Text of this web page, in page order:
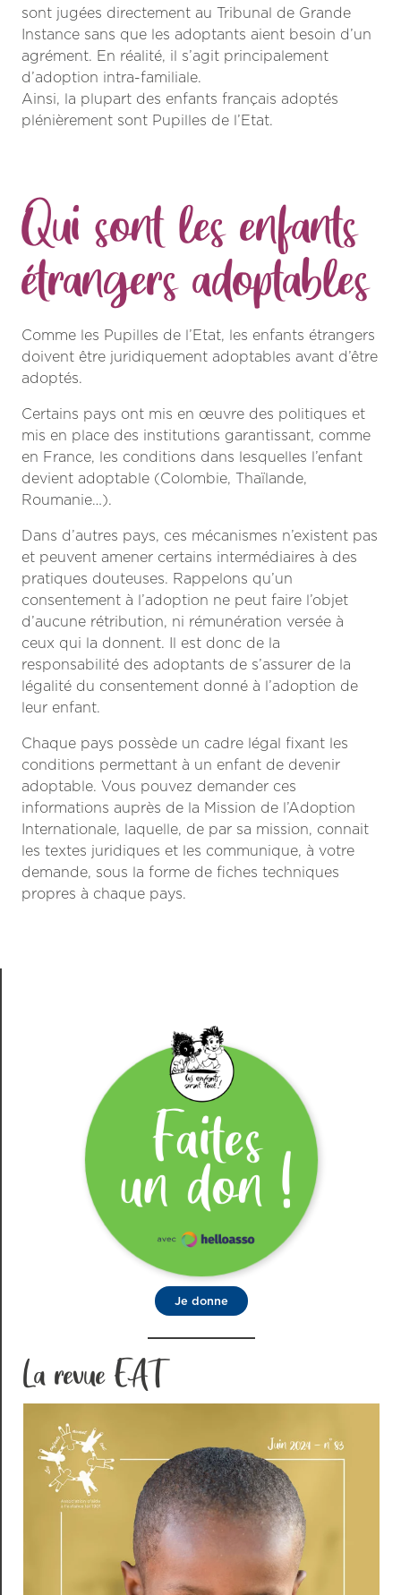
sont jugées directement au Tribunal de Grande
Instance sans que les adoptants aient besoin d’un
agrément. En réalité, il s’agit principalement
d’adoption intra-familiale.
Ainsi, la plupart des enfants français adoptés
plénièrement sont Pupilles de l’Etat.
Qui sont les enfants
étrangers adoptables
Comme les Pupilles de l’Etat, les enfants étrangers
doivent être juridiquement adoptables avant d’être
adoptés.
Certains pays ont mis en œuvre des politiques et
mis en place des institutions garantissant, comme
en France, les conditions dans lesquelles l’enfant
devient adoptable (Colombie, Thaïlande,
Roumanie…).
Dans d’autres pays, ces mécanismes n’existent pas
et peuvent amener certains intermédiaires à des
pratiques douteuses. Rappelons qu’un
consentement à l’adoption ne peut faire l’objet
d’aucune rétribution, ni rémunération versée à
ceux qui la donnent. Il est donc de la
responsabilité des adoptants de s’assurer de la
légalité du consentement donné à l’adoption de
leur enfant.
Chaque pays possède un cadre légal fixant les
conditions permettant à un enfant de devenir
adoptable. Vous pouvez demander ces
informations auprès de la Mission de l’Adoption
Internationale, laquelle, de par sa mission, connait
les textes juridiques et les communique, à votre
demande, sous la forme de fiches techniques
propres à chaque pays.
Je donne
La revue EAT